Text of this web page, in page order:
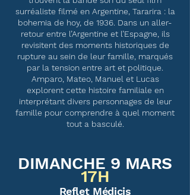
surréaliste filmé en Argentine, Tararira : la
bohemia de hoy, de 1936. Dans un aller-
retour entre l’Argentine et l’Espagne, ils
revisitent des moments historiques de
rupture au sein de leur famille, marqués
par la tension entre art et politique.
Amparo, Mateo, Manuel et Lucas
explorent cette histoire familiale en
interprétant divers personnages de leur
famille pour comprendre à quel moment
tout a basculé.
DIMANCHE 9 MARS
17H
Reflet Médicis